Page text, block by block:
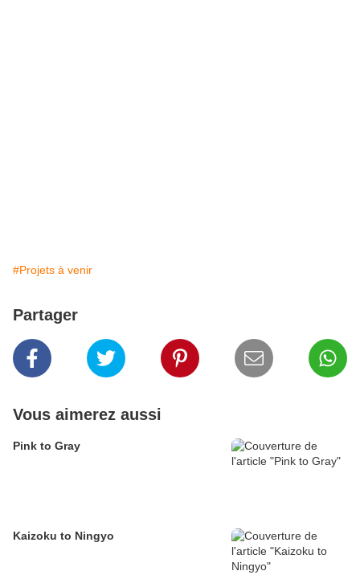
#Projets à venir
Partager
Vous aimerez aussi
Pink to Gray
Kaizoku to Ningyo